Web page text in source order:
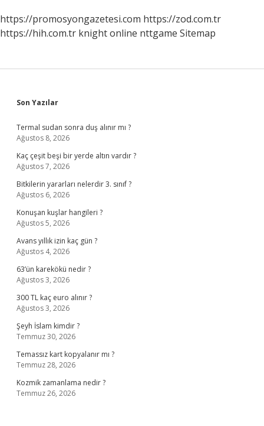
https://promosyongazetesi.com https://zod.com.tr
https://hih.com.tr knight online nttgame Sitemap
Sidebar
Son Yazılar
Termal sudan sonra duş alınır mı ?
Ağustos 8, 2026
Kaç çeşit beşi bir yerde altın vardır ?
Ağustos 7, 2026
Bitkilerin yararları nelerdir 3. sınıf ?
Ağustos 6, 2026
Konuşan kuşlar hangileri ?
Ağustos 5, 2026
Avans yıllık izin kaç gün ?
Ağustos 4, 2026
63’ün karekökü nedir ?
Ağustos 3, 2026
300 TL kaç euro alınır ?
Ağustos 3, 2026
Şeyh İslam kimdir ?
Temmuz 30, 2026
Temassız kart kopyalanır mı ?
Temmuz 28, 2026
Kozmik zamanlama nedir ?
Temmuz 26, 2026